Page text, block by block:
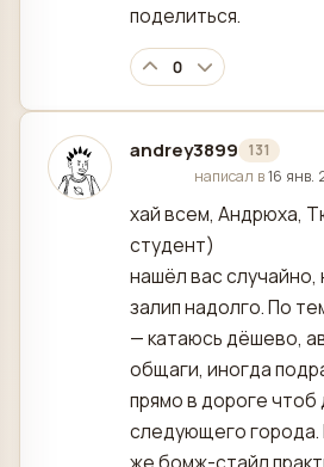
поделиться.
0
andrey3899 131
отредактировано
написал в16 янв.
хай всем, Андрюха,
студент)
нашёл вас случайно,
залип надолго. По
— катаюсь дёшево,
общаги, иногда
прямо в дороге чтоб
следующего города.